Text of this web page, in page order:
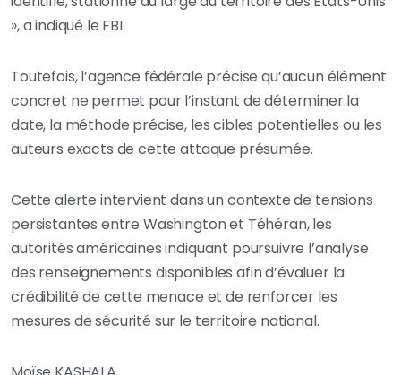
», a indiqué le FBI.
Toutefois, l’agence fédérale précise qu’aucun élément
concret ne permet pour l’instant de déterminer la
date, la méthode précise, les cibles potentielles ou les
auteurs exacts de cette attaque présumée.
Cette alerte intervient dans un contexte de tensions
persistantes entre Washington et Téhéran, les
autorités américaines indiquant poursuivre l’analyse
des renseignements disponibles afin d’évaluer la
crédibilité de cette menace et de renforcer les
mesures de sécurité sur le territoire national.